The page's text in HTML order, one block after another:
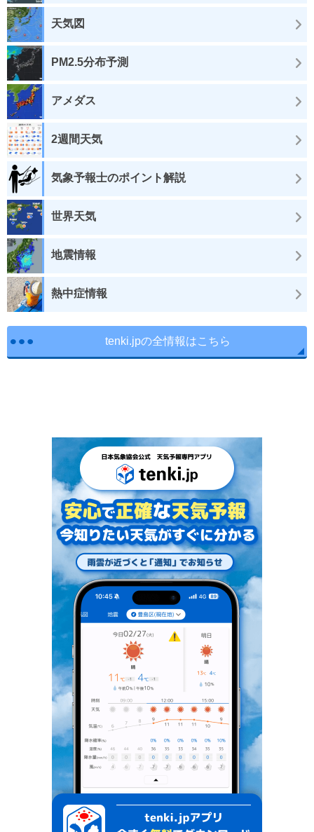
天気図
PM2.5分布予測
アメダス
2週間天気
気象予報士のポイント解説
世界天気
地震情報
熱中症情報
tenki.jpの全情報はこちら